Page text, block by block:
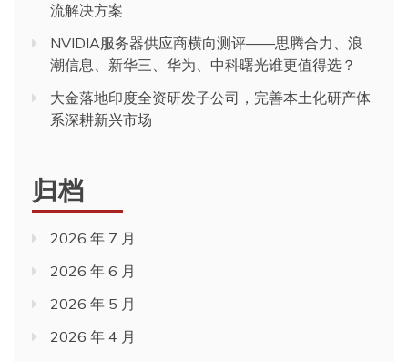
流解决方案
NVIDIA服务器供应商横向测评——思腾合力、浪
潮信息、新华三、华为、中科曙光谁更值得选？
大金落地印度全资研发子公司，完善本土化研产体
系深耕新兴市场
归档
2026 年 7 月
2026 年 6 月
2026 年 5 月
2026 年 4 月